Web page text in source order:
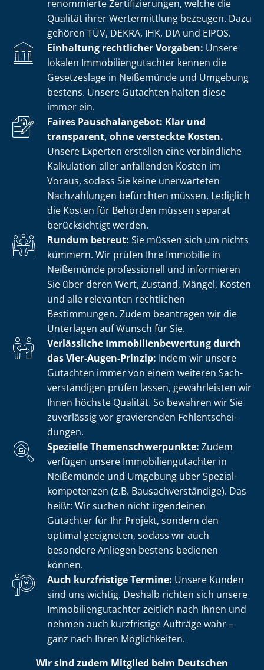
renommierte Zer­ti­fi­zie­run­gen, welche die
Qualität ihrer Wertermittlung bezeugen. Dazu
gehören TÜV, DEKRA, IHK, DIA und EIPOS.
Einhaltung rechtlicher Vorgaben: Unsere
lokalen Im­mo­bi­li­en­gut­ach­ter kennen die
Gesetzeslage in Neißemünde und Umgebung
bestens. Unsere Gutachten halten diese
immer ein.
Faires Pauschalangebot: Klar und
transparent, ohne versteckte Kosten.
Unsere Experten erstellen eine verbindliche
Kalkulation aller anfallenden Kosten im
Voraus, sodass Sie keine unerwarteten
Nachzahlungen befürchten müssen. Lediglich
die Kosten für Behörden müssen separat
berücksichtigt werden.
Rundum betreut: Sie müssen sich um nichts
kümmern. Wir prüfen Ihre Immobilie in
Neißemünde professionell und informieren
Sie über deren Wert, Zustand, Mängel, Kosten
und alle relevanten rechtlichen
Bestimmungen. Zudem beantragen wir die
Unterlagen auf Wunsch für Sie.
Verlässliche Im­mo­bi­li­en­be­wer­tung durch
das Vier-Augen-Prinzip: Indem wir unsere
Gutachten immer von einem weiteren Sach­
ver­stän­di­gen prüfen lassen, gewährleisten wir
Ihnen höchste Qualität. So bewahren wir Sie
zuverlässig vor gravierenden Fehl­ent­schei­
dun­gen.
Spezielle The­men­schwer­punk­te: Zudem
verfügen unsere Im­mo­bi­li­en­gut­ach­ter in
Neißemünde und Umgebung über Spe­zi­al­
kom­pe­ten­zen (z.B. Bau­sach­ver­stän­di­ge). Das
heißt: Wir suchen nicht irgendeinen
Gutachter für Ihr Projekt, sondern den
optimal geeigneten, sodass wir auch
besondere Anliegen bestens bedienen
können.
Auch kurzfristige Termine: Unsere Kunden
sind uns wichtig. Deshalb richten sich unsere
Im­mo­bi­li­en­gut­ach­ter zeitlich nach Ihnen und
nehmen auch kurzfristige Aufträge wahr –
ganz nach Ihren Möglichkeiten.
Wir sind zudem Mitglied beim Deutschen